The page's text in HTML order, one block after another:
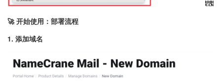
🚀 开始使用：部署流程
1. 添加域名